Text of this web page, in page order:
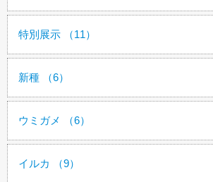
特別展示 （11）
新種 （6）
ウミガメ （6）
イルカ （9）